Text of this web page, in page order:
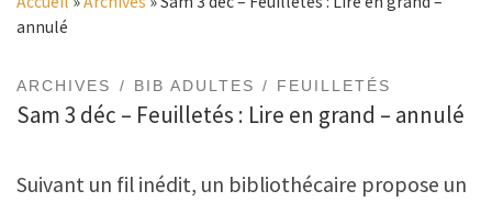
annulé
ARCHIVES BIB ADULTES FEUILLETÉS
Sam 3 déc – Feuilletés : Lire en grand – annulé
Suivant un fil inédit, un bibliothécaire propose un